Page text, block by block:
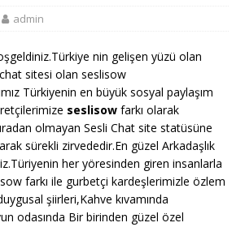
admin
nin gelişen yüzü olan
sitesi olan seslisow
Türkiyenin en büyük sosyal paylaşım
seslisow farkı olarak
olmayan Sesli Chat site statüsüne
sürekli zirvededir.En güzel Arkadaşlık
her yöresinden giren insanlarla
farkı ile gurbetçi kardeşlerimizle özlem
şiirleri,Kahve kıvamında
odasında Bir birinden güzel özel